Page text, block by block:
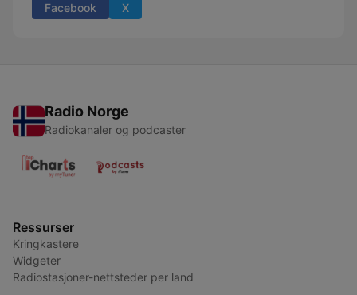
Facebook X
Radio Norge
Radiokanaler og podcaster
Ressurser
Kringkastere
Widgeter
Radiostasjoner-nettsteder per land